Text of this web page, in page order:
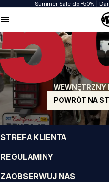
Summer Sale do -50% |
WEWNĘTRZNY
POWRÓT NA
JAKOŚĆ TO DLA NAS
Naszą odzież produkujemy z
wytrzymałości, długowieczności
US ORIGIN
Nasze korzenie sięgają San
surowy, autentyczny i stanowczy.
MARKA Z CHARAKTEREM
Nasze kolekcje wybierają
INFO
STREFA KLIENTA
REGULAMINY
ZAOBSERWUJ NAS